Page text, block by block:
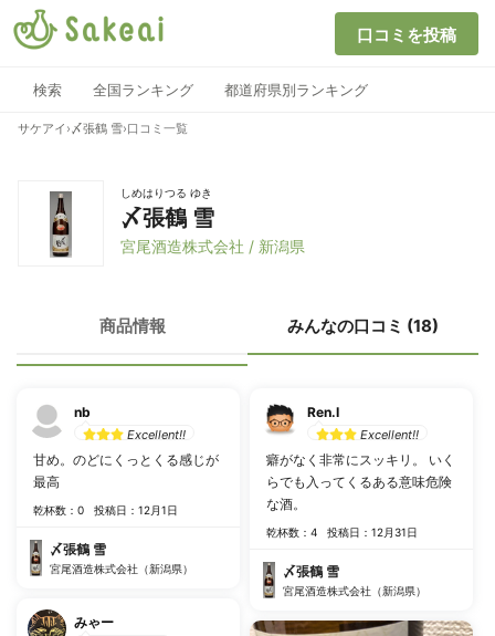
口コミを投稿
検索 全国ランキング 都道府県別ランキング
サケアイ ›〆張鶴 雪›口コミ一覧
しめはりつる ゆき
〆張鶴 雪
宮尾酒造株式会社 / 新潟県
商品情報 みんなの口コミ (18)
nb
Excellent!!
甘め。のどにくっとくる感じが
最高
乾杯数：0 投稿日：12月1日
〆張鶴 雪
宮尾酒造株式会社（新潟県）
Ren.I
Excellent!!
癖がなく非常にスッキリ。 いく
らでも入ってくるある意味危険
な酒。
乾杯数：4 投稿日：12月31日
〆張鶴 雪
宮尾酒造株式会社（新潟県）
みゃー